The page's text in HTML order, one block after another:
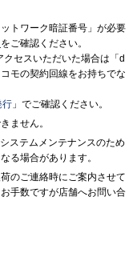
トワーク暗証番号」が必要
をご確認ください。
セスいただいた場合は「d
モの契約回線をお持ちでな
行 」でご確認ください。
ません。
ステムメンテナンスのため
る場合があります。
のご連絡時にご案内させて
手数ですが店舗へお問い合